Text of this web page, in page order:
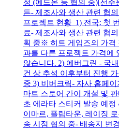
정 (에드온 등 협의 중)[선주
튼​- 제조사와 생산 관련 협
프로젝트 현황 1) 전국: 첫
료- 제조사와 생산 관련 협
획 중※ 히트 게임즈의 가격
과를 다른 프로젝트 가격에
않습니다. 2) 에버그린 - 국
건 상 추석 이후부터 진행
중 3) 비버크릭- 자사 홈페
마트 스토어 간이 개설 및
초 에라타 스티커 발송 예
이마르, 플립타운, 레이징
송 시점 협의 중- 배송지 변